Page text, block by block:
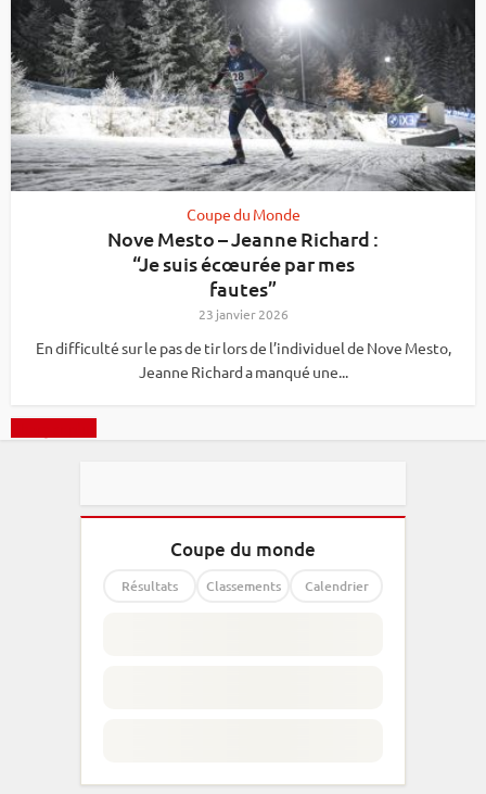
Coupe du Monde
Nove Mesto – Jeanne Richard :
“Je suis écœurée par mes
fautes”
23 janvier 2026
En difficulté sur le pas de tir lors de l’individuel de Nove Mesto,
Jeanne Richard a manqué une...
Coupe du monde
Résultats Classements Calendrier